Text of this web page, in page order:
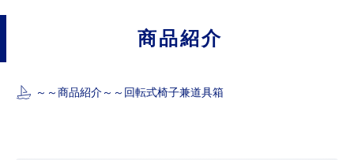
商品紹介
～～ 商品紹介 ～～ 回転式椅子兼道具箱